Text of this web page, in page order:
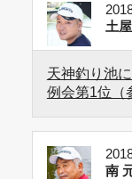
土
天神釣り池
例会第1位（
南